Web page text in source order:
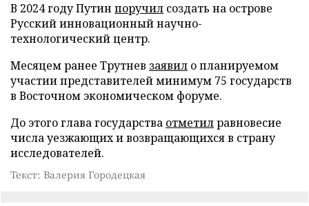
В 2024 году Путин поручил создать на острове
Русский инновационный научно-
технологический центр.
Месяцем ранее Трутнев заявил о планируемом
участии представителей минимум 75 государств
в Восточном экономическом форуме.
До этого глава государства отметилравновесие
числа уезжающих и возвращающихся в страну
исследователей.
Текст: Валерия Городецкая